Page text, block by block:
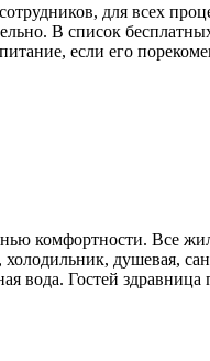
для всех
В список
если его
комфортности. Все
душевая,
вода. Гостей